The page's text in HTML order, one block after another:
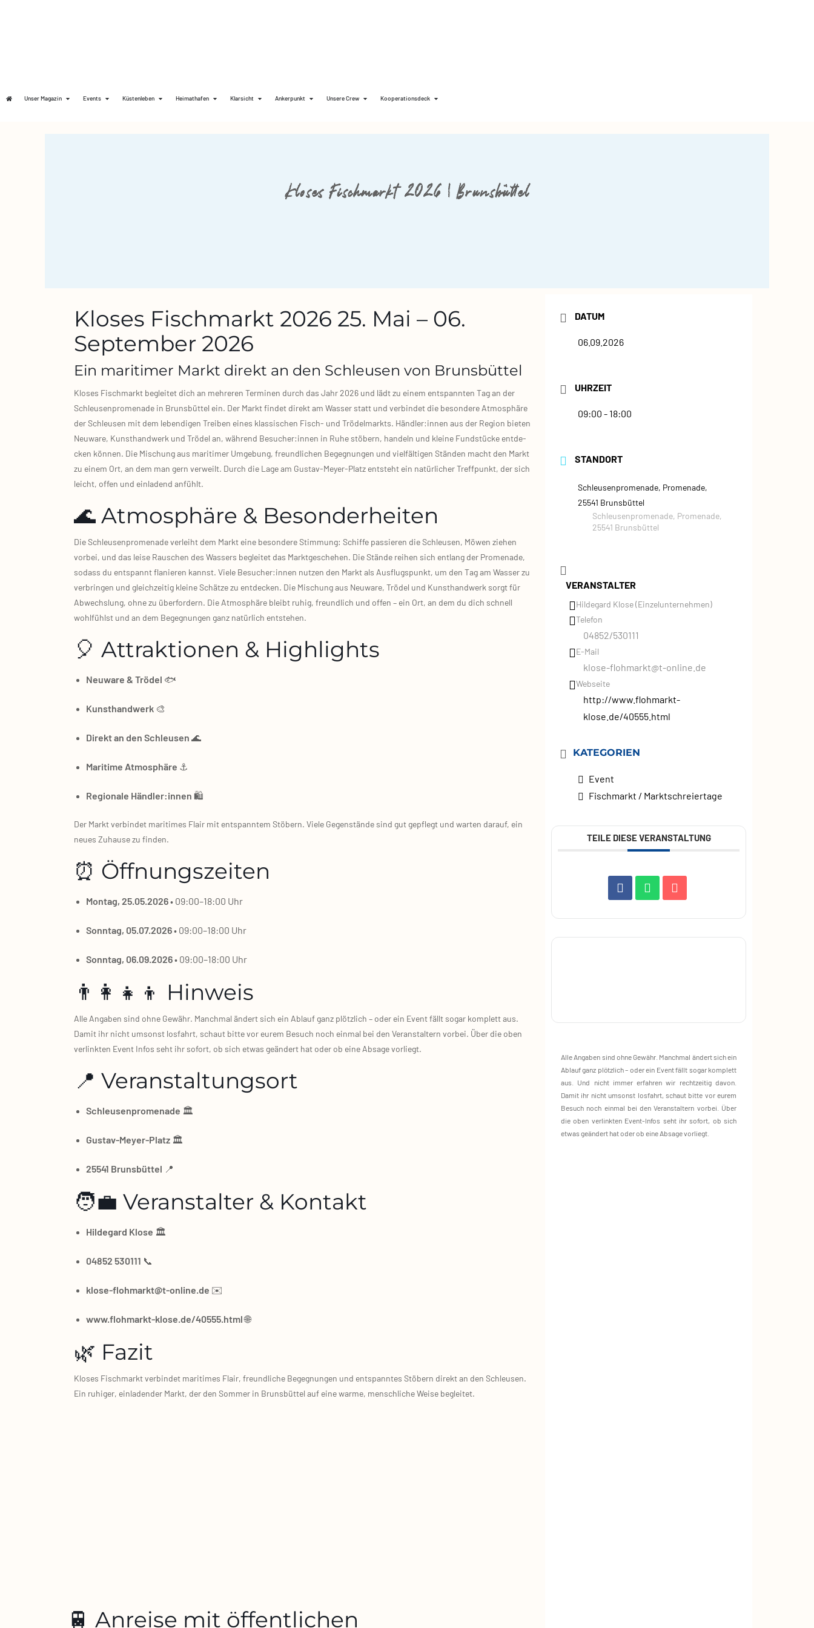
Unser Magazin Events Küstenleben Heimathafen Klarsicht Ankerpunkt Unsere Crew Kooperationsdeck
Kloses Fischmarkt 2026 | Brunsbüttel
Kloses Fischmarkt 2026 25. Mai – 06.
September 2026
Ein maritimer Markt direkt an den Schleusen von Brunsbüttel
Klo­ses Fisch­markt beglei­tet dich an meh­re­ren Ter­mi­nen durch das Jahr 2026 und lädt zu einem ent­spann­ten Tag an der
Schleu­sen­pro­me­na­de in Bruns­büt­tel ein. Der Markt fin­det direkt am Was­ser statt und ver­bin­det die beson­de­re Atmo­sphä­re
der Schleu­sen mit dem leben­di­gen Trei­ben eines klas­si­schen Fisch‑ und Trö­del­markts. Händler:innen aus der Regi­on bie­ten
Neu­wa­re, Kunst­hand­werk und Trö­del an, wäh­rend Besucher:innen in Ruhe stö­bern, han­deln und klei­ne Fund­stü­cke ent­de­
cken kön­nen. Die Mischung aus mari­ti­mer Umge­bung, freund­li­chen Begeg­nun­gen und viel­fäl­ti­gen Stän­den macht den Markt
zu einem Ort, an dem man gern ver­weilt. Durch die Lage am Gustav‑Meyer‑Platz ent­steht ein natür­li­cher Treff­punkt, der sich
leicht, offen und ein­la­dend anfühlt.
🌊 Atmosphäre & Besonderheiten
Die Schleu­sen­pro­me­na­de ver­leiht dem Markt eine beson­de­re Stim­mung: Schif­fe pas­sie­ren die Schleu­sen, Möwen zie­hen
vor­bei, und das lei­se Rau­schen des Was­sers beglei­tet das Markt­ge­sche­hen. Die Stän­de rei­hen sich ent­lang der Pro­me­na­de,
sodass du ent­spannt fla­nie­ren kannst. Vie­le Besucher:innen nut­zen den Markt als Aus­flugs­punkt, um den Tag am Was­ser zu
ver­brin­gen und gleich­zei­tig klei­ne Schät­ze zu ent­de­cken. Die Mischung aus Neu­wa­re, Trö­del und Kunst­hand­werk sorgt für
Abwechs­lung, ohne zu über­for­dern. Die Atmo­sphä­re bleibt ruhig, freund­lich und offen – ein Ort, an dem du dich schnell
wohl­fühlst und an dem Begeg­nun­gen ganz natür­lich ent­ste­hen.
🎈 Attraktionen & Highlights
Neu­wa­re & Trö­del 🐟
Kunst­hand­werk 🎨
Direkt an den Schleu­sen 🌊
Mari­ti­me Atmo­sphä­re ⚓
Regio­na­le Händler:innen 🛍️
Der Markt ver­bin­det mari­ti­mes Flair mit ent­spann­tem Stö­bern. Vie­le Gegen­stän­de sind gut gepflegt und war­ten dar­auf, ein
neu­es Zuhau­se zu fin­den.
⏰ Öffnungszeiten
Mon­tag, 25.05.2026• 09:00–18:00 Uhr
Sonn­tag, 05.07.2026• 09:00–18:00 Uhr
Sonn­tag, 06.09.2026• 09:00–18:00 Uhr
👨‍👩‍👧‍👦 Hinweis
Alle Anga­ben sind ohne Gewähr. Manch­mal ändert sich ein Ablauf ganz plötz­lich – oder ein Event fällt sogar kom­plett aus.
Damit ihr nicht umsonst los­fahrt, schaut bit­te vor eurem Besuch noch ein­mal bei den Ver­an­stal­tern vor­bei. Über die oben
ver­link­ten Event Infos seht ihr sofort, ob sich etwas geän­dert hat oder ob eine Absa­ge vor­liegt.
📍 Veranstaltungsort
Schleu­sen­pro­me­na­de 🏛️
Gustav‑Meyer‑Platz 🏛️
25541 Bruns­büt­tel 📍
🧑‍💼 Veranstalter & Kontakt
Hil­de­gard Klo­se 🏛️
04852 530111 📞
klose-flohmarkt@t‑online.de ✉️
www.flohmarkt-klose.de/40555.html🌐
🌿 Fazit
Klo­ses Fisch­markt ver­bin­det mari­ti­mes Flair, freund­li­che Begeg­nun­gen und ent­spann­tes Stö­bern direkt an den Schleu­sen.
Ein ruhi­ger, ein­la­den­der Markt, der den Som­mer in Bruns­büt­tel auf eine war­me, mensch­li­che Wei­se beglei­tet.
🚆 Anreise mit öffentlichen
DATUM
06.09.2026
UHRZEIT
09:00 - 18:00
STANDORT
Schleusenpromenade, Promenade,
25541 Brunsbüttel
Schleusenpromenade, Promenade,
25541 Brunsbüttel
VERANSTALTER
Hildegard Klose (Einzelunternehmen)
Telefon
04852/530111
E-Mail
klose-flohmarkt@t-online.de
Webseite
http://www.flohmarkt-
klose.de/40555.html
KATEGORIEN
Event
Fischmarkt / Marktschreiertage
TEILE DIESE VERANSTALTUNG
Alle Angaben sind ohne Gewähr. Manchmal ändert sich ein
Ablauf ganz plötzlich – oder ein Event fällt sogar komplett
aus. Und nicht immer erfahren wir rechtzeitig davon.
Damit ihr nicht umsonst losfahrt, schaut bitte vor eurem
Besuch noch einmal bei den Veranstaltern vorbei. Über
die oben verlinkten Event‑Infos seht ihr sofort, ob sich
etwas geändert hat oder ob eine Absage vorliegt.